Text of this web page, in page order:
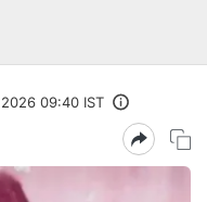
2026 09:40 IST